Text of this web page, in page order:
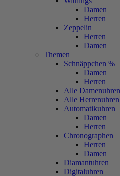
Damen
Herren
Zeppelin
Herren
Damen
Themen
Schnäppchen %
Damen
Herren
Alle Damenuhren
Alle Herrenuhren
Automatikuhren
Damen
Herren
Chronographen
Herren
Damen
Diamantuhren
Digitaluhren